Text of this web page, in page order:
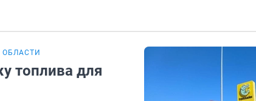
топлива для